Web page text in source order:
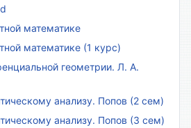
математике
математике (1 курс)
геометрии. Л. А.
анализу. Попов (2 сем)
анализу. Попов (3 сем)